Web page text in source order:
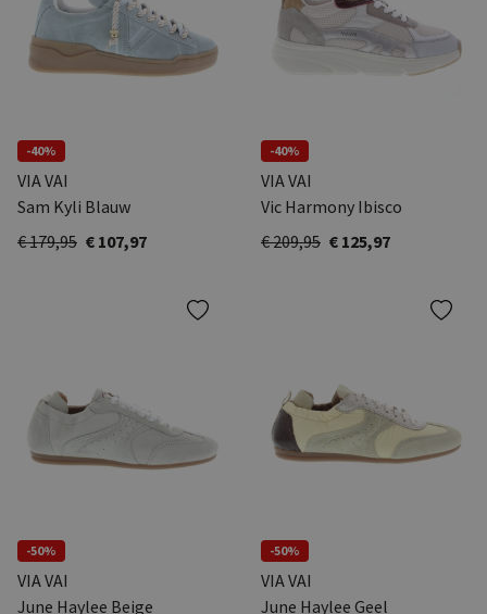
-40%
VIA VAI
Sam Kyli Blauw
€ 179,95 € 107,97
-40%
VIA VAI
Vic Harmony Ibisco
€ 209,95 € 125,97
-50%
VIA VAI
June Haylee Beige
-50%
VIA VAI
June Haylee Geel